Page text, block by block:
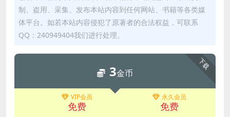
制、盗用、采集、发布本站内容到任何网站、书籍等各类媒
体平台。如若本站内容侵犯了原著者的合法权益，可联系
QQ：240949404我们进行处理。
下载
3金币
VIP会员
免费
永久会员
免费